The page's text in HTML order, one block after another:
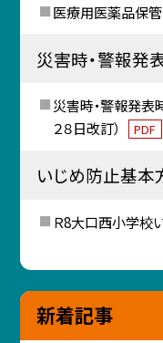
医療用医薬品保
災害時・警報発
災害時・警報発表
２８日改訂）
PDF
いじめ防止基本
Ｒ8大口西小学校
新着記事